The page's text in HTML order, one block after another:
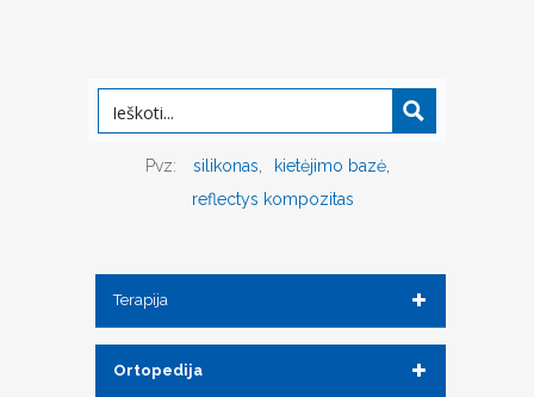
Pvz: silikonas
kietėjimo bazė
reflectys kompozitas
Terapija
Ortopedija